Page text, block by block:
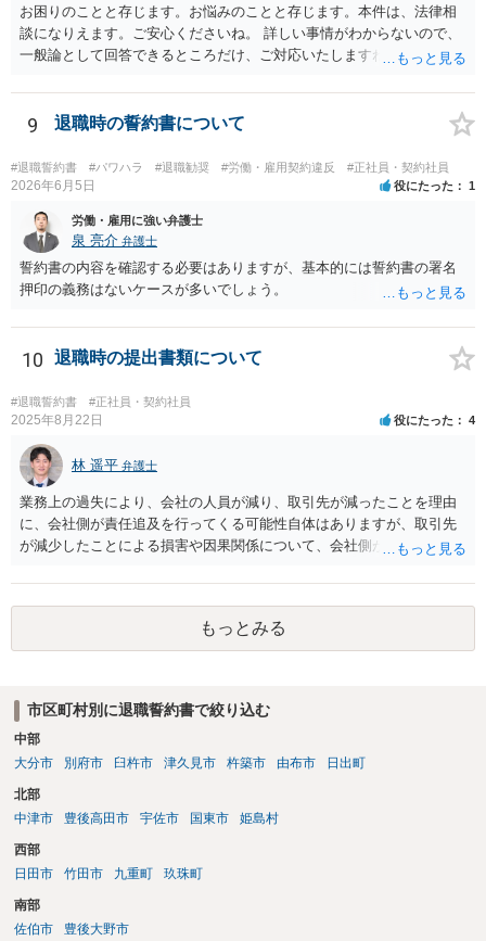
お困りのことと存じます。お悩みのことと存じます。本件は、法律相
談になりえます。ご安心くださいね。 詳しい事情がわからないので、
一般論として回答できるところだけ、ご対応いたしますね。 １ 期間
です（もめますので避けたいところですが）。 ２ 期間雇用の場合は
「やむをえない事由」が必要です。なければ損害賠償の対象となりえ
ので避けたいところですが・・・）。 ３ 職場のパワーハラスメント
とは、同じ職場で働く者に対し、職務上の地位や人間関係などの職場
痛を与える又は職場環境を悪化させる行為をいいます。本件の言動
が、これらに該当するかどうか、証拠に基づいて、子細な分析と慎重
な対応が必要です。客観的証拠が不可欠です。 ４ 退職後の競業避止
義務については、合意についてすべての効力が発生するわけではない
の自由及び顧客の選択の自由を奪うものであるから、全てを有効と解
トでのやりとりだけでは、正確な回答が難しい案件です。本件は、法
的に正確に分析すべき事案です。素人判断は大いに危険です。 法的責
任をきちんと追及されたい場合には、労働法にかなり詳しく、上記に
関係した法理等にも通じた弁護士等に相談し、法的に正確に分析して
もらい、今後の対応を検討するべきです。弁護士への直接相談が良い
と思います。なぜならば、法的にきちんと解明するために、良い知恵
を得るには必要だからです。良い解決になりますよう祈念しておりま
す。納得のいかないことは徹底的に解明しましょう！ 頑張って下さ
9 退職時の誓約書について
#退職誓約書 #パワハラ #退職勧奨 #労働・雇用契約違反 #正社員・契約社員
2026年6月5日 役にたった 1
労働・雇用に強い弁護士
泉 亮介 弁護士
誓約書の内容を確認する必要はありますが、基本的には誓約書の署名
押印の義務はないケースが多いでしょう。
10 退職時の提出書類について
#退職誓約書 #正社員・契約社員
2025年8月22日 役にたった 4
林 遥平 弁護士
業務上の過失により、会社の人員が減り、取引先が減ったことを理由
に、会社側が責任追及を行ってくる可能性自体はありますが、取引先
が減少したことによる損害や因果関係について、会社側が立証する義
高いです。 誓約書に、「何かあれば損害賠償をします」という文言が
あると、賠償責任についての会社側の立証のハードルは下がるので、
署名すべきではないということになります。
もっとみる
市区町村別に退職誓約書で絞り込む
中部
大分市
別府市 臼杵市 津久見市 杵築市 由布市 日出町
北部
中津市
豊後高田市 宇佐市 国東市 姫島村
西部
日田市
竹田市 九重町 玖珠町
南部
佐伯市
豊後大野市